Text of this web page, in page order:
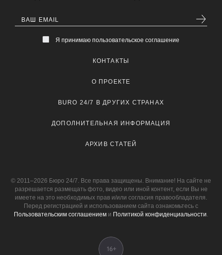
Я принимаю пользовательское соглашение
КОНТАКТЫ
О ПРОЕКТЕ
BURO 24/7 В ДРУГИХ СТРАНАХ
ДОПОЛНИТЕЛЬНАЯ ИНФОРМАЦИЯ
АРХИВ СТАТЕЙ
© 2011–2026 Бюро 24/7. Все права защищены. Внимание! На сайте не
разрешается размещать фото, видео или иной контент, если Вы не
имеете на это необходимых прав и/или согласия правообладателя.
Перед регистрацией и использованием сайта ознакомьтесь с
Пользовательским соглашением и Политикой конфиденциальности.